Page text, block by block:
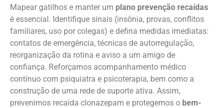
Mapear gatilhos e manter um plano prevenção recaídas
é essencial. Identifique sinais (insônia, provas, conflitos
familiares, uso por colegas) e defina medidas imediatas:
contatos de emergência, técnicas de autorregulação,
reorganização da rotina e aviso a um amigo de
confiança. Reforçamos acompanhamento médico
contínuo com psiquiatra e psicoterapia, bem como a
construção de uma rede de suporte ativa. Assim,
prevenimos recaída clonazepam e protegemos o bem-